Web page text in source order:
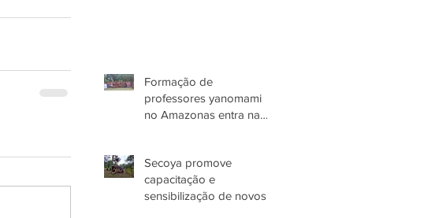
Formação de
professores yanomami
no Amazonas entra na
Secoya promove
capacitação e
sensibilização de novos